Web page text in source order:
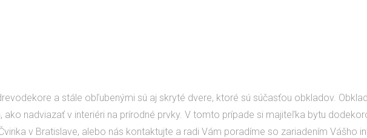
a stále obľubenými sú aj skryté dvere, ktoré sú súčasťou obkladov.
ako nadviazať v interiéri na prírodné prvky. V tomto prípade si majiteľka bytu
v Bratislave, alebo nás kontaktujte a radi Vám poradíme so zariadením Vášho